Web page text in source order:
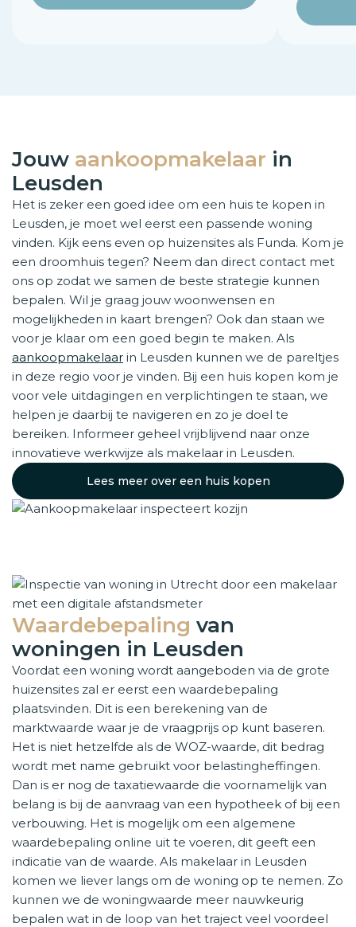
Jouw aankoopmakelaar in
Leusden
Het is zeker een goed idee om een huis te kopen in
Leusden, je moet wel eerst een passende woning
vinden. Kijk eens even op huizensites als Funda. Kom je
een droomhuis tegen? Neem dan direct contact met
ons op zodat we samen de beste strategie kunnen
bepalen. Wil je graag jouw woonwensen en
mogelijkheden in kaart brengen? Ook dan staan we
voor je klaar om een goed begin te maken. Als
aankoopmakelaar in Leusden kunnen we de pareltjes
in deze regio voor je vinden. Bij een huis kopen kom je
voor vele uitdagingen en verplichtingen te staan, we
helpen je daarbij te navigeren en zo je doel te
bereiken. Informeer geheel vrijblijvend naar onze
innovatieve werkwijze als makelaar in Leusden.
Lees meer over een huis kopen
Waardebepaling van
woningen in Leusden
Voordat een woning wordt aangeboden via de grote
huizensites zal er eerst een waardebepaling
plaatsvinden. Dit is een berekening van de
marktwaarde waar je de vraagprijs op kunt baseren.
Het is niet hetzelfde als de WOZ-waarde, dit bedrag
wordt met name gebruikt voor belastingheffingen.
Dan is er nog de taxatiewaarde die voornamelijk van
belang is bij de aanvraag van een hypotheek of bij een
verbouwing. Het is mogelijk om een algemene
waardebepaling online uit te voeren, dit geeft een
indicatie van de waarde. Als makelaar in Leusden
komen we liever langs om de woning op te nemen. Zo
kunnen we de woningwaarde meer nauwkeurig
bepalen wat in de loop van het traject veel voordeel